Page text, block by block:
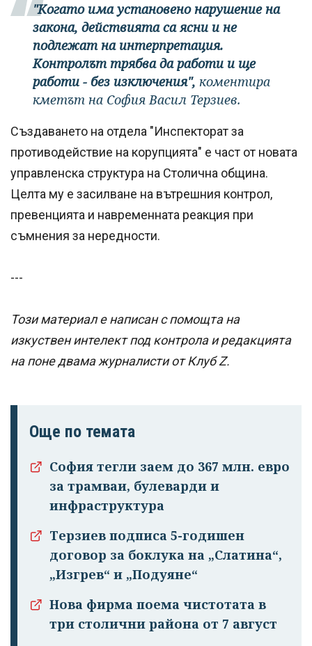
Успешно
излязохте от
профила си!
"Когато има установено нарушение на
закона, действията са ясни и не
подлежат на интерпретация.
Контролът трябва да работи и ще
работи - без изключения", коментира
кметът на София Васил Терзиев.
Създаването на отдела "Инспекторат за
противодействие на корупцията" е част от новата
управленска структура на Столична община.
Целта му е засилване на вътрешния контрол,
превенцията и навременната реакция при
съмнения за нередности.
---
Този материал е написан с помощта на
изкуствен интелект под контрола и редакцията
на поне двама журналисти от Клуб Z.
Още по темата
София тегли заем до 367 млн. евро
за трамваи, булеварди и
инфраструктура
Терзиев подписа 5-годишен
договор за боклука на „Слатина“,
„Изгрев“ и „Подуяне“
Нова фирма поема чистотата в
три столични района от 7 август